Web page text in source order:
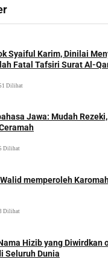
Syaiful Karim, Dinilai
Fatal Tafsiri Surat Al-
Dilihat
Jawa: Mudah
Dilihat
memperoleh
Dilihat
Hizib yang Diwirdkan
Seluruh Dunia